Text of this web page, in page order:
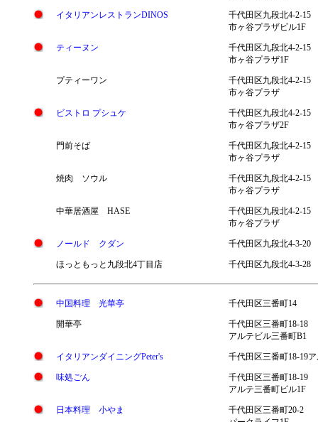
イタリアンレストランDINOS
千代田区九段北4-2-15
市ヶ谷プラザビル1F
ティーヌン
千代田区九段北4-2-15
市ヶ谷プラザ1F
プティーワン
千代田区九段北4-2-15
市ヶ谷プラザ
ビストロ プシュケ
千代田区九段北4-2-15
市ヶ谷プラザ2F
門前そば
千代田区九段北4-2-15
市ヶ谷プラザ
焼肉 ソウル
千代田区九段北4-2-15
市ヶ谷プラザ
中華居酒屋 HASE
千代田区九段北4-2-15
市ヶ谷プラザ
ノールド クダン 千代田区九段北4-3-20
ほっともっと九段北4丁目店 千代田区九段北4-3-28
中国料理 光華亭 千代田区三番町14
開華亭
千代田区三番町18-18
アルテビル三番町B1
イタリアンダイニングPeter's 千代田区三番町18-19
味処ごん
千代田区三番町18-19
アルテ三番町ビル1F
日本料理 小やま
千代田区三番町20-2